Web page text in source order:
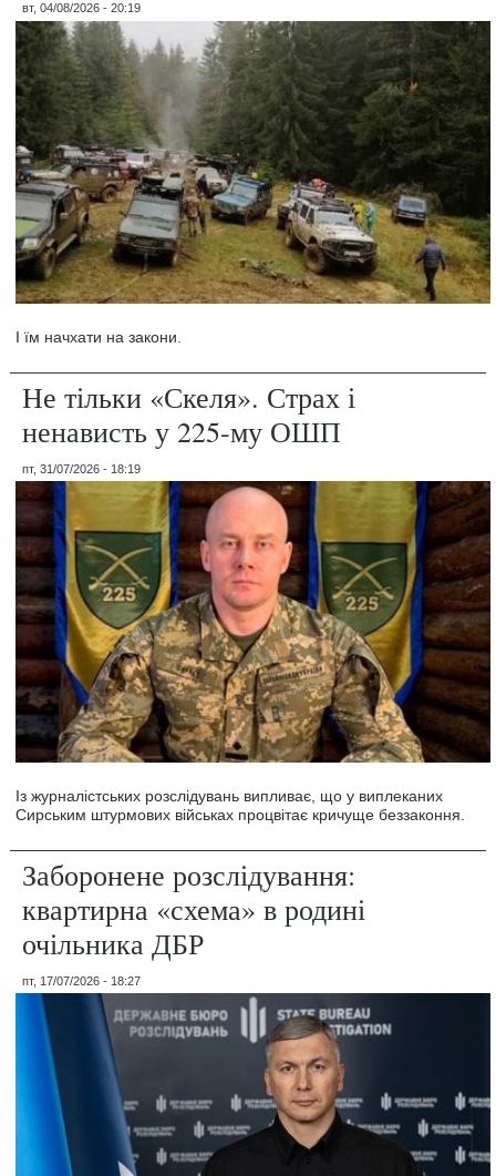
вт, 04/08/2026 - 20:19
І їм начхати на закони.
Не тільки «Скеля». Страх і
ненависть у 225-му ОШП
пт, 31/07/2026 - 18:19
Із журналістських розслідувань випливає, що у виплеканих
Сирським штурмових військах процвітає кричуще беззаконня.
Заборонене розслідування:
квартирна «схема» в родині
очільника ДБР
пт, 17/07/2026 - 18:27